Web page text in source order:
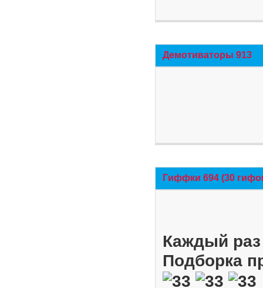
Демотиваторы 913
Гиффки 694 (30
Каждый
Подборка